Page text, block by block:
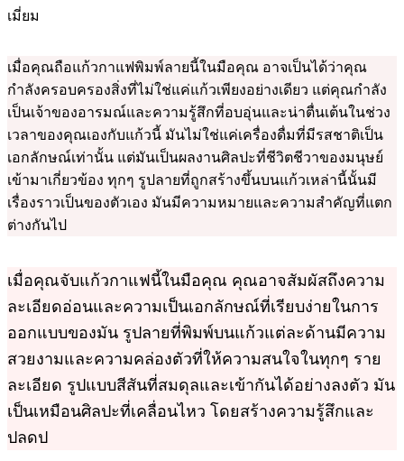
เมี่ยม
เมื่อคุณถือแก้วกาแฟพิมพ์ลายนี้ในมือคุณ อาจเป็นได้ว่าคุณ
กำลังครอบครองสิ่งที่ไม่ใช่แค่แก้วเพียงอย่างเดียว แต่คุณกำลัง
เป็นเจ้าของอารมณ์และความรู้สึกที่อบอุ่นและน่าตื่นเต้นในช่วง
เวลาของคุณเองกับแก้วนี้ มันไม่ใช่แค่เครื่องดื่มที่มีรสชาติเป็น
เอกลักษณ์เท่านั้น แต่มันเป็นผลงานศิลปะที่ชีวิตชีวาของมนุษย์
เข้ามาเกี่ยวข้อง ทุกๆ รูปลายที่ถูกสร้างขึ้นบนแก้วเหล่านี้นั้นมี
เรื่องราวเป็นของตัวเอง มันมีความหมายและความสำคัญที่แตก
ต่างกันไป
เมื่อคุณจับแก้วกาแฟนี้ในมือคุณ คุณอาจสัมผัสถึงความ
ละเอียดอ่อนและความเป็นเอกลักษณ์ที่เรียบง่ายในการ
ออกแบบของมัน รูปลายที่พิมพ์บนแก้วแต่ละด้านมีความ
สวยงามและความคล่องตัวที่ให้ความสนใจในทุกๆ ราย
ละเอียด รูปแบบสีสันที่สมดุลและเข้ากันได้อย่างลงตัว มัน
เป็นเหมือนศิลปะที่เคลื่อนไหว โดยสร้างความรู้สึกและ
ปลดป